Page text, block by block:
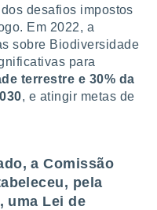
desafios impostos
Em 2022, a
sobre Biodiversidade
para
terrestre e 30% da
, e atingir metas de
a Comissão
pela
uma Lei de